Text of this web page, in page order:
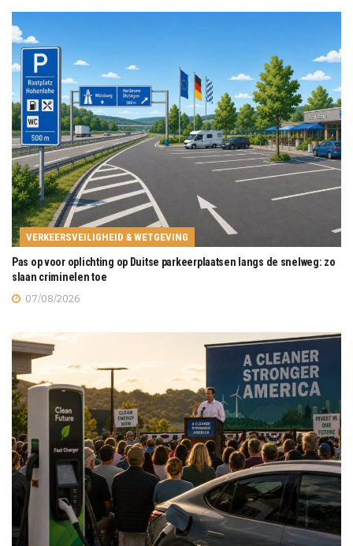
VERKEERSVEILIGHEID & WETGEVING
Pas op voor oplichting op Duitse parkeerplaatsen langs de snelweg: zo
slaan criminelen toe
07/08/2026